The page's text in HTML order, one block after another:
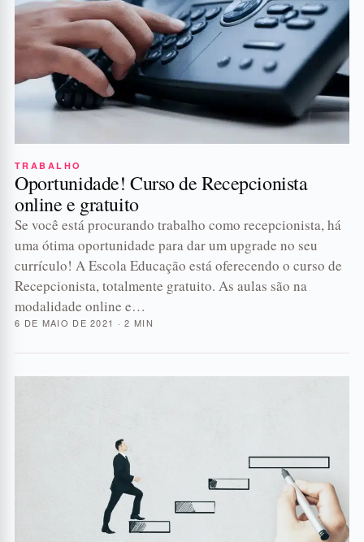
TRABALHO
Oportunidade! Curso de Recepcionista
online e gratuito
Se você está procurando trabalho como recepcionista, há
uma ótima oportunidade para dar um upgrade no seu
currículo! A Escola Educação está oferecendo o curso de
Recepcionista, totalmente gratuito. As aulas são na
modalidade online e…
6 DE MAIO DE 2021 · 2 MIN